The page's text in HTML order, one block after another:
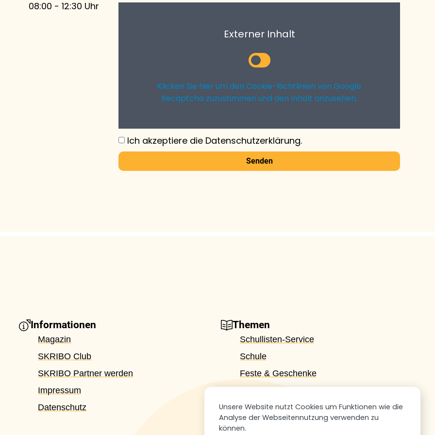
08:00 - 12:30 Uhr
Externer Inhalt
Klicken Sie hier um den Cookie-Richtlinien von Google
Recaptcha zuzustimmen und den Inhalt anzusehen.
Ich akzeptiere die Datenschutzerklärung.
Senden
Informationen
Magazin
SKRIBO Club
SKRIBO Partner werden
Impressum
Datenschutz
Themen
Schullisten-Service
Schule
Feste & Geschenke
#DIWU
Unsere Website nutzt Cookies um Funktionen wie die
Analyse der Webseitennutzung verwenden zu
können.